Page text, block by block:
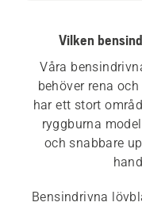
Vilken
Våra
behöver rena
har ett stort
ryggburna
och snabbare
Bensindrivna